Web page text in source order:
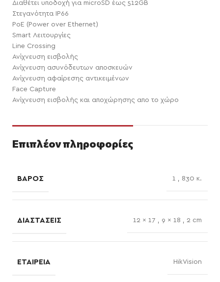
Διαθέτει υποδοχή για microSD έως 512GB
Στεγανότητα IP66
PoE (Power οver Ethernet)
Smart Λειτουργίες
Line Crossing
Ανίχνευση εισβολής
Ανίχνευση ασυνόδευτων αποσκευών
Ανίχνευση αφαίρεσης αντικειμένων
Face Capture
Ανίχνευση εισβολής και αποχώρησης απο το χώρο
Επιπλέον πληροφορίες
ΒΆΡΟΣ 1 , 830 κ.
ΔΙΑΣΤΆΣΕΙΣ 12 × 17 , 9 × 18 , 2 cm
ΕΤΑΙΡΕΊΑ HikVision